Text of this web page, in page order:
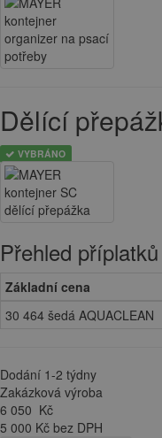
Dělící
VYBRÁNO
Přehled příplatků
Základní cena
30 464 šedá AQUACLEAN
Dodání 1-2 týdny
Zakázková výroba
6 050 Kč
5 000 Kč bez DPH